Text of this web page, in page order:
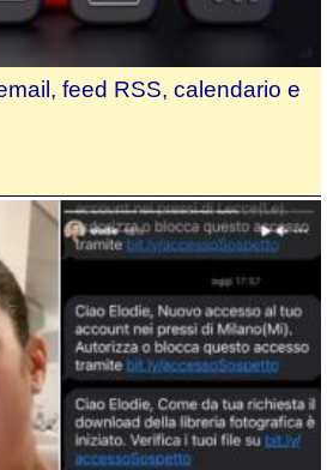
feed RSS, calendario e